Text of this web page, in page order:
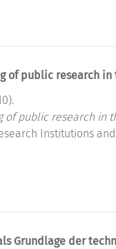
of public research
of public research in
Institutions
Grundlage der